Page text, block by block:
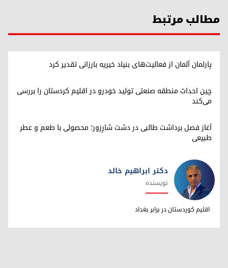
مطالب مرتبط
پارلمان آلمان از فعالیت‌های بنیاد خیریه بارزانی تقدیر کرد
چین احداث منطقه صنعتی تولید خودرو در اقلیم کردستان را بررسی
می‌کند
آغاز فصل برداشت طالبی در دشت شارِزور؛ محصولی با طعم و عطر
طبیعی
دکتر ابراهیم خالد
دکتر ابراهیم خالد
نویسنده
اقلیم کوردستان در برابر بغداد